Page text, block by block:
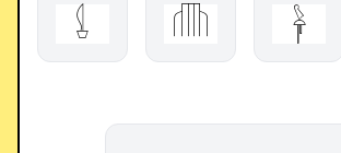
𓌰 𓏆 𓋀